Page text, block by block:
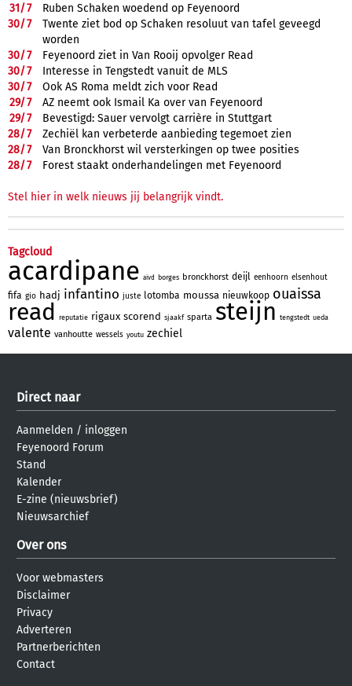
31/7
Ruben Schaken woedend op Feyenoord
30/7
Twente ziet bod op Schaken resoluut van tafel geveegd
worden
30/7
Feyenoord ziet in Van Rooij opvolger Read
30/7
Interesse in Tengstedt vanuit de MLS
30/7
Ook AS Roma meldt zich voor Read
29/7
AZ neemt ook Ismail Ka over van Feyenoord
29/7
Bevestigd: Sauer vervolgt carrière in Stuttgart
28/7
Zechiël kan verbeterde aanbieding tegemoet zien
28/7
Van Bronckhorst wil versterkingen op twee posities
28/7 Forest staakt onderhandelingen met Feyenoord
Stel hier in welk nieuws jij belangrijk vindt.
Tagcloud
acardipane aivd borges bronckhorst deijl eenhoorn elsenhout
fifa gio hadj infantino juste lotomba moussa nieuwkoop ouaissa
read reputatie rigaux scorend sjaakf sparta steijn tengstedt ueda
valente vanhoutte wessels youtu zechiel
Direct naar
Aanmelden / inloggen
Feyenoord Forum
Stand
Kalender
E-zine (nieuwsbrief)
Nieuwsarchief
Over ons
Voor webmasters
Disclaimer
Privacy
Adverteren
Partnerberichten
Contact